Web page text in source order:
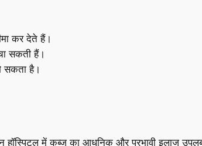
कर देते हैं।
सकती हैं।
सकता है।
में कब्ज का आधुनिक और प्रभावी इलाज